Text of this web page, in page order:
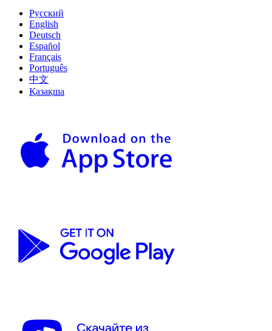
Русский
English
Deutsch
Español
Français
Português
中文
Қазақша